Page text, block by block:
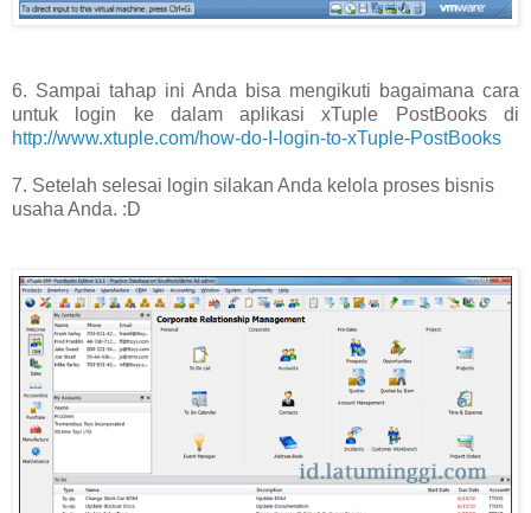
6. Sampai tahap ini Anda bisa mengikuti bagaimana cara
untuk login ke dalam aplikasi xTuple PostBooks di
http://www.xtuple.com/how-do-I-login-to-xTuple-PostBooks
7. Setelah selesai login silakan Anda kelola proses bisnis
usaha Anda. :D